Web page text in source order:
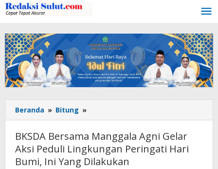
Lewati
ke
konten
Beranda » Bitung »
Bersama
Agni
Gelar
Aksi
BKSDA Bersama Manggala Agni Gelar
Aksi Peduli Lingkungan Peringati Hari
Bumi, Ini Yang Dilakukan